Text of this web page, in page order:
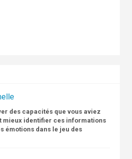
des capacités que vous aviez
mieux identifier ces informations
émotions dans le jeu des